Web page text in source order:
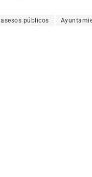
asesos públicos